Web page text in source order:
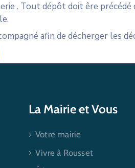
. Tout dépôt doit êre précédé
afin de décherger les
La Mairie et Vous
Votre mairie
Vivre à Rousset